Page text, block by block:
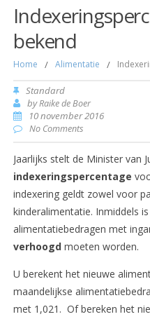
bekend
Home / Alimentatie /
Standard
byRaike de Boer
10 november 2016
No Comments
Jaarlijks stelt de Minister van
indexeringspercentage
indexering geldt zowel voor
kinderalimentatie. Inmiddels
alimentatiebedragen met
verhoogdmoeten worden.
U berekent het nieuwe
maandelijkse
met 1,021. Of bereken het